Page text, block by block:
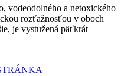
vodeodolného a netoxického
rozťažnosťou v oboch
je vystužená päťkrát